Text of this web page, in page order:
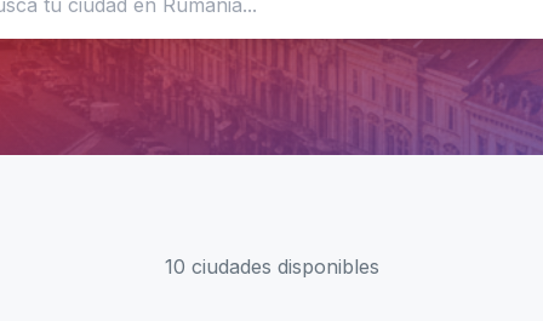
10 ciudades disponibles